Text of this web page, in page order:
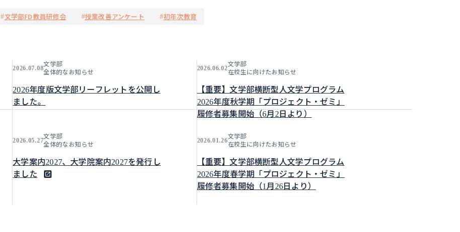
#文学部FD教員研修会 #授業改善アンケート #初年次教育
2026.07.08
文学部
全体的なお知らせ
2026年度版文学部リーフレットを公開し
ました。
2026.06.02
文学部
在校生に向けたお知らせ
【重要】文学部横断型人文学プログラム
2026年度秋学期「プロジェクト・ゼミ」
履修者募集開始（6月2日より）
2026.05.27
文学部
全体的なお知らせ
大学案内2027、大学院案内2027を発行し
ました
2026.01.26
文学部
在校生に向けたお知らせ
【重要】文学部横断型人文学プログラム
2026年度春学期「プロジェクト・ゼミ」
履修者募集開始（1月26日より）